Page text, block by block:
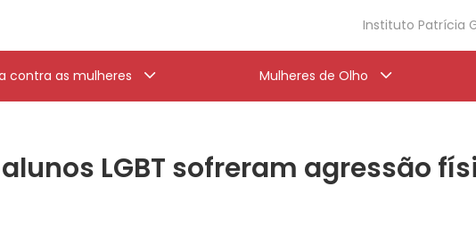
Instituto Patrícia
contra as mulheres Mulheres de Olho
LGBT sofreram agressão